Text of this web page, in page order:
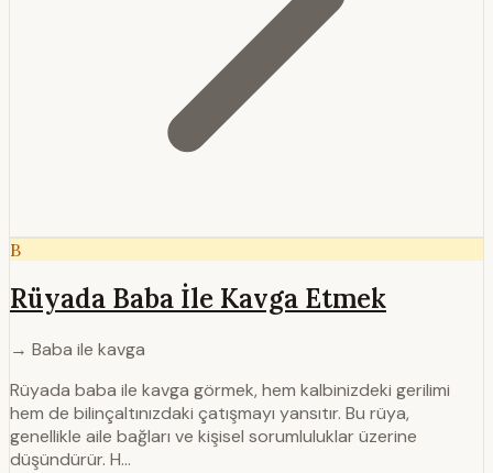
B
Rüyada Baba İle Kavga Etmek
→ Baba ile kavga
Rüyada baba ile kavga görmek, hem kalbinizdeki gerilimi
hem de bilinçaltınızdaki çatışmayı yansıtır. Bu rüya,
genellikle aile bağları ve kişisel sorumluluklar üzerine
düşündürür. H…